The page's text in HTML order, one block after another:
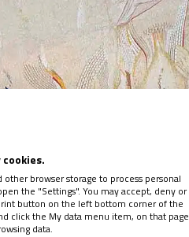
browser storage to process personal
the "Settings". You may accept, deny or
button on the left bottom corner of the
click the My data menu item, on that page
data.